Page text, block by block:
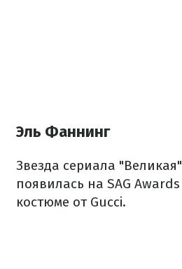
Эль Фаннинг
Звезда сериала
появилась на SAG
костюме от Gucci.